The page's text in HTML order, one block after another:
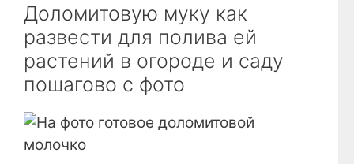
Доломитовую муку как
развести для полива ей
растений в огороде и саду
пошагово с фото